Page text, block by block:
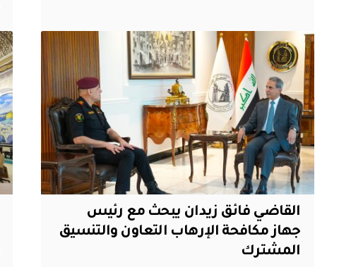
القاضي فائق زيدان يبحث مع رئيس
جهاز مكافحة الإرهاب التعاون والتنسيق
المشترك